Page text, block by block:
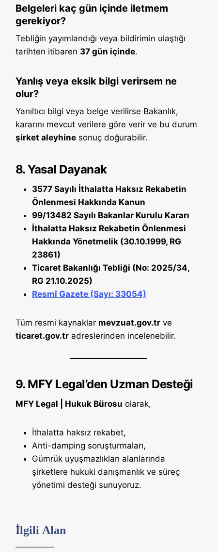
Belgeleri kaç gün içinde iletmem
gerekiyor?
Tebliğin yayımlandığı veya bildirimin ulaştığı
tarihten itibaren 37 gün içinde.
Yanlış veya eksik bilgi verirsem ne
olur?
Yanıltıcı bilgi veya belge verilirse Bakanlık,
kararını mevcut verilere göre verir ve bu durum
şirket aleyhinesonuç doğurabilir.
8. Yasal Dayanak
3577 Sayılı İthalatta Haksız Rekabetin
Önlenmesi Hakkında Kanun
99/13482 Sayılı Bakanlar Kurulu Kararı
İthalatta Haksız Rekabetin Önlenmesi
Hakkında Yönetmelik (30.10.1999, RG
23861)
Ticaret Bakanlığı Tebliği (No: 2025/34,
RG 21.10.2025)
Resmî Gazete (Sayı: 33054)
Tüm resmi kaynaklar mevzuat.gov.trve
ticaret.gov.tradreslerinden incelenebilir.
9. MFY Legal’den Uzman Desteği
MFY Legal | Hukuk Bürosu olarak,
İthalatta haksız rekabet,
Anti-damping soruşturmaları,
Gümrük uyuşmazlıkları alanlarında
şirketlere hukuki danışmanlık ve süreç
yönetimi desteği sunuyoruz.
İlgili Alan